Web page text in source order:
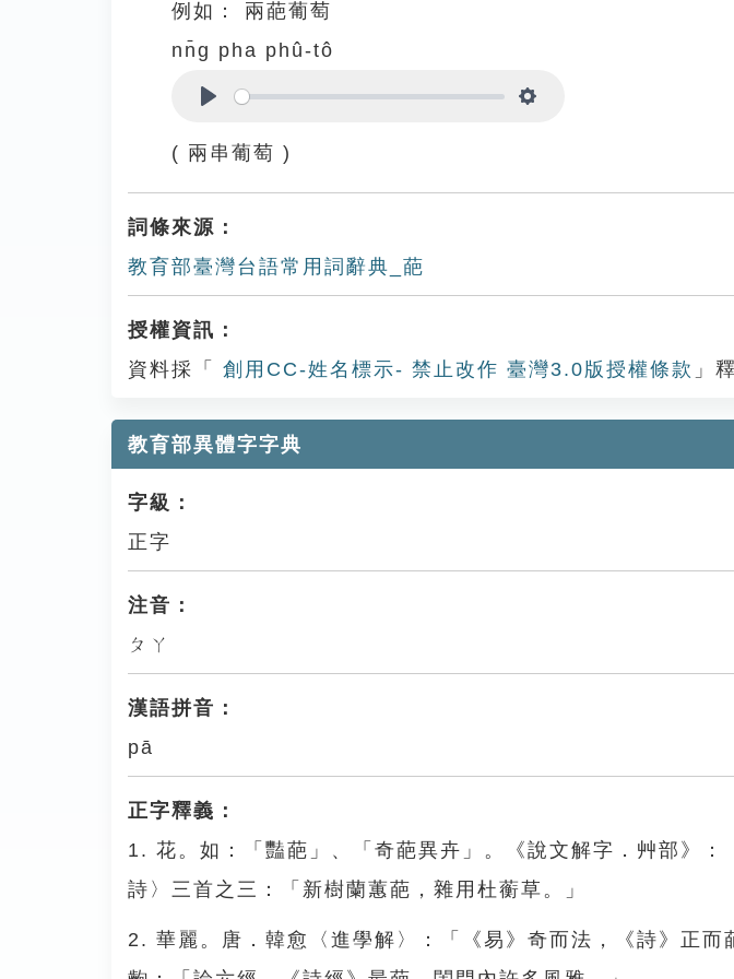
例如：
兩葩葡萄
nn̄g pha phû-tô
( 兩串葡萄 )
詞條來源：
教育部臺灣台語常用詞辭典_葩
授權資訊：
資料採「
創用CC-姓名標示- 禁止改作 臺灣3.0版授權條款 」
教育部異體字字典
字級：
正字
注音：
ㄆㄚ
漢語拼音：
pā
正字釋義：
1. 花。如：「豔葩」、「奇葩異卉」。《說文解字．艸部》：
詩〉三首之三：「新樹蘭蕙葩，雜用杜蘅草。」
2. 華麗。唐．韓愈〈進學解〉：「《易》奇而法，《詩》正而